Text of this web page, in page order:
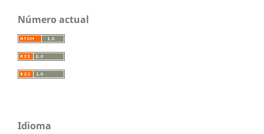
Número actual
Idioma